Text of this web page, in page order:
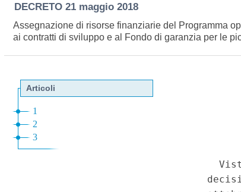
DECRETO 21 maggio 2018
Assegnazione di risorse finanziarie del Programma
ai contratti di sviluppo e al Fondo di garanzia per le